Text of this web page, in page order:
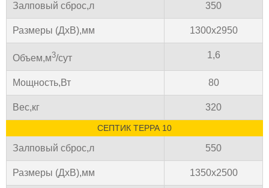
Залповый сброс,л 350
Размеры (ДхВ),мм 1300х2950
Объем,м3/сут 1,6
Мощность,Вт 80
Вес,кг 320
СЕПТИК ТЕРРА 10
Залповый сброс,л 550
Размеры (ДхВ),мм 1350х2500